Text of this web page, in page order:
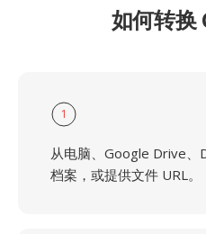
如何转换
1
从电脑、Google Drive、
档案，或提供文件 URL。